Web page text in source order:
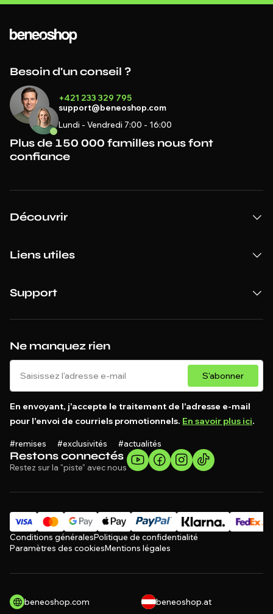
Restons connectés
Restez sur la "piste" avec nous
Ne manquez rien
S'abonner
En envoyant, j'accepte le traitement de l'adresse e-mail
pour l'envoi de courriels promotionnels. En savoir plus ici.
#remises #exclusivités #actualités
Besoin d'un conseil ?
+421 233 329 795
support@beneoshop.com
Lundi - Vendredi 7:00 - 16:00
Plus de 150 000 familles nous font
confiance
Découvrir
Liens utiles
Support
Conditions généralesPolitique de confidentialité
Paramètres des cookiesMentions légales
beneoshop.com beneoshop.at